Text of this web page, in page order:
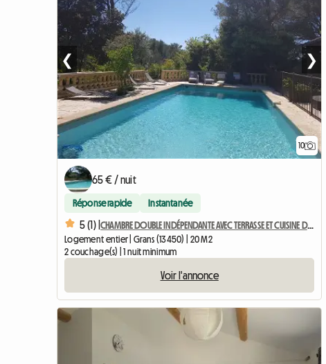
10
❮ ❯
65 € / nuit
Réponse rapide Instantanée
5 (1) |
CHAMBRE DOUBLE INDÉPENDANTE AVEC TERRASSE ET CUISINE D’ÉTÉ
Logement entier | Grans (13450) | 20 M2
2 couchage(s) | 1 nuit minimum
Voir l'annonce